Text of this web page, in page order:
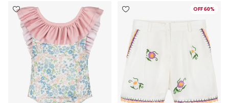
60% OFF